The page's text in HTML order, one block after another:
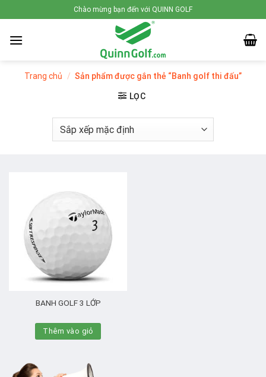
to
content
Chào mừng bạn đến với QUINN GOLF
Trang chủ / Sản phẩm được gắn thẻ “Banh golf thi đấu”
LỌC
BANH GOLF 3 LỚP
Thêm vào giỏ